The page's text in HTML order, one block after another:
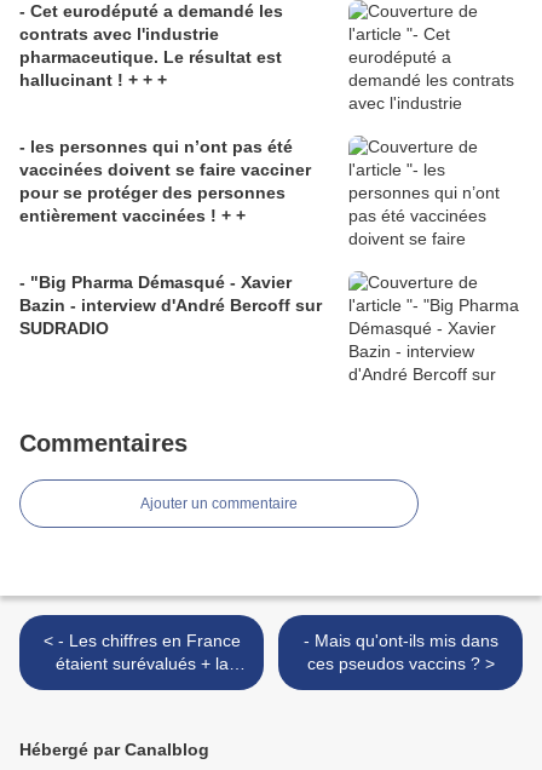
- Cet eurodéputé a demandé les
contrats avec l'industrie
pharmaceutique. Le résultat est
hallucinant ! + + +
- les personnes qui n’ont pas été
vaccinées doivent se faire vacciner
pour se protéger des personnes
entièrement vaccinées ! + +
- "Big Pharma Démasqué - Xavier
Bazin - interview d'André Bercoff sur
SUDRADIO
Commentaires
Ajouter un commentaire
< - Les chiffres en France
étaient surévalués + la
vaccination en anneau
- Mais qu'ont-ils mis dans
ces pseudos vaccins ? >
Hébergé par Canalblog